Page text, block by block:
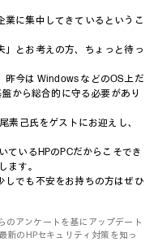
業に集中してきているというこ
」とお考えの方、ちょっと待っ
今は Windows などのOS上だ
から総合的に守る必要があり
素己氏をゲストにお迎えし、
ているHPのPCだからこそでき
ます。
しでも不安をお持ちの方はぜひ
のアンケートを基にアップデート
新のHPセキュリティ対策を知っ